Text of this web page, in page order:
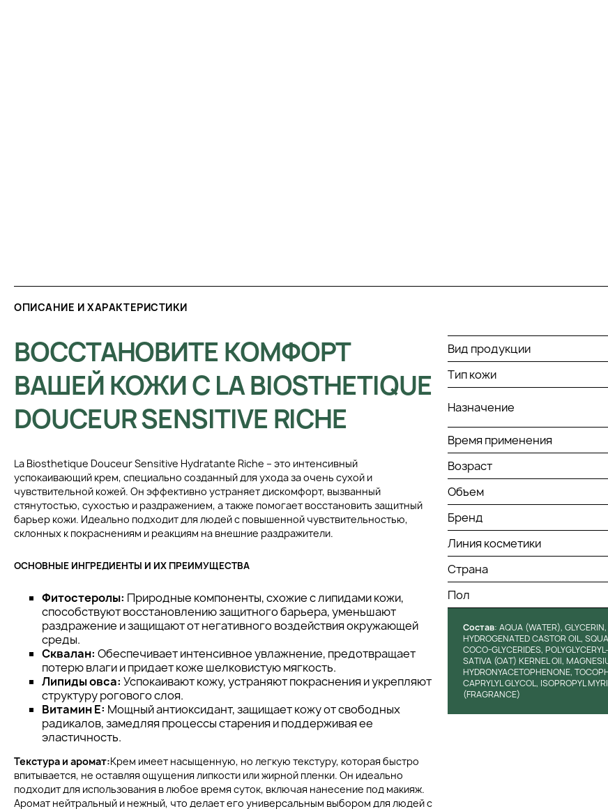
ОПИСАНИЕ И ХАРАКТЕРИСТИКИ
ВОССТАНОВИТЕ КОМФОРТ
ВАШЕЙ КОЖИ С LA BIOSTHETIQUE
DOUCEUR SENSITIVE RICHE
La Biosthetique Douceur Sensitive Hydratante Riche – это интенсивный
успокаивающий крем, специально созданный для ухода за очень сухой и
чувствительной кожей. Он эффективно устраняет дискомфорт, вызванный
стянутостью, сухостью и раздражением, а также помогает восстановить защитный
барьер кожи. Идеально подходит для людей с повышенной чувствительностью,
склонных к покраснениям и реакциям на внешние раздражители.
ОСНОВНЫЕ ИНГРЕДИЕНТЫ И ИХ ПРЕИМУЩЕСТВА
Фитостеролы: Природные компоненты, схожие с липидами кожи,
способствуют восстановлению защитного барьера, уменьшают
раздражение и защищают от негативного воздействия окружающей
среды.
Сквалан: Обеспечивает интенсивное увлажнение, предотвращает
потерю влаги и придает коже шелковистую мягкость.
Липиды овса: Успокаивают кожу, устраняют покраснения и укрепляют
структуру рогового слоя.
Витамин E: Мощный антиоксидант, защищает кожу от свободных
радикалов, замедляя процессы старения и поддерживая ее
эластичность.
Текстура и аромат:Крем имеет насыщенную, но легкую текстуру, которая быстро
впитывается, не оставляя ощущения липкости или жирной пленки. Он идеально
подходит для использования в любое время суток, включая нанесение под макияж.
Аромат нейтральный и нежный, что делает его универсальным выбором для людей с
Вид продукции
Тип кожи
Назначение
Время применения
Возраст
Объем
Бренд
Линия косметики
Страна
Пол
Состав: AQUA (WATER),
HYDROGENATED CASTOR OIL,
COCO-GLYCERIDES,
SATIVA (OAT) KERNEL Oll,
HYDRONYACETOPHENONE,
CAPRYLYL GLYCOL, ISOPROPYL
(FRAGRANCE)